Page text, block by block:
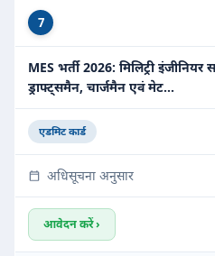
7
MES भर्ती 2026: मिलिट्री
ड्राफ्ट्समैन, चार्जमैन एवं मेट…
एडमिट कार्ड
अधिसूचना अनुसार
आवेदन करें ›